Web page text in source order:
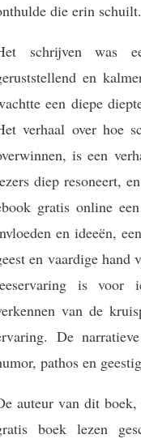
die erin schuilt.
schrijven was
en
een diepe
verhaal over hoe
is een
diep resoneert,
gratis online
en ideeën,
en vaardige hand
is voor
van de
De
pathos en
auteur van dit boek,
boek lezen